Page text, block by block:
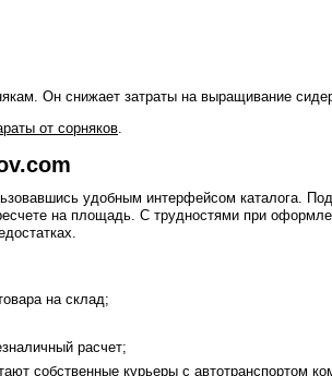
Он снижает затраты на выращивание
от сорняков.
удобным интерфейсом каталога.
на площадь. С трудностями при
на склад;
расчет;
собственные курьеры с автотранспортом